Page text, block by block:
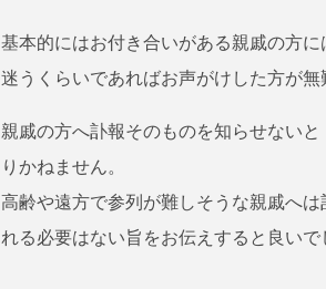
基本的にはお付き合いがある親戚の方に
迷うくらいであればお声がけした方が無
親戚の方へ訃報そのものを知らせない
りかねません。
高齢や遠方で参列が難しそうな親戚へ
れる必要はない旨をお伝えすると良いで